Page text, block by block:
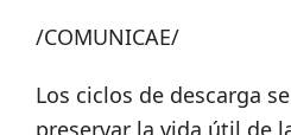
/COMUNICAE/
Los ciclos de descarga